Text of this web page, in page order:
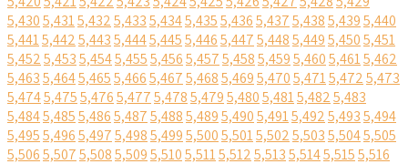
5,4305,4315,4325,4335,4345,4355,4365,4375,4385,4395,440
5,4415,4425,4435,4445,4455,4465,4475,4485,4495,4505,451
5,4525,4535,4545,4555,4565,4575,4585,4595,4605,4615,462
5,4635,4645,4655,4665,4675,4685,4695,4705,4715,4725,473
5,4745,4755,4765,4775,4785,4795,4805,4815,4825,483
5,4845,4855,4865,4875,4885,4895,4905,4915,4925,4935,494
5,4955,4965,4975,4985,4995,5005,5015,5025,5035,5045,505
5,5065,5075,5085,5095,5105,5115,5125,5135,5145,5155,516